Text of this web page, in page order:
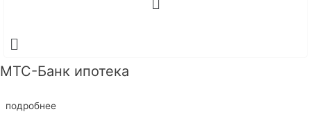
МТС-Банк ипотека
подробнее